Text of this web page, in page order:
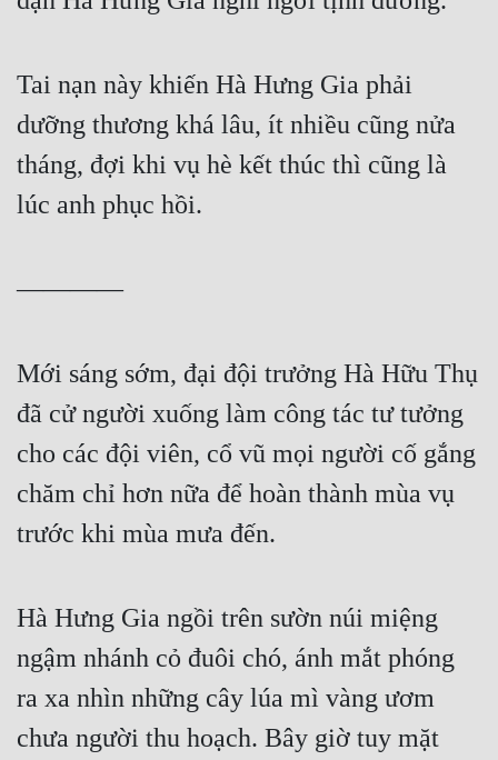
Tai nạn này khiến Hà Hưng Gia phải
dưỡng thương khá lâu, ít nhiều cũng nửa
tháng, đợi khi vụ hè kết thúc thì cũng là
lúc anh phục hồi.
————
Mới sáng sớm, đại đội trưởng Hà Hữu Thụ
đã cử người xuống làm công tác tư tưởng
cho các đội viên, cổ vũ mọi người cố gắng
chăm chỉ hơn nữa để hoàn thành mùa vụ
trước khi mùa mưa đến.
Hà Hưng Gia ngồi trên sườn núi miệng
ngậm nhánh cỏ đuôi chó, ánh mắt phóng
ra xa nhìn những cây lúa mì vàng ươm
chưa người thu hoạch. Bây giờ tuy mặt